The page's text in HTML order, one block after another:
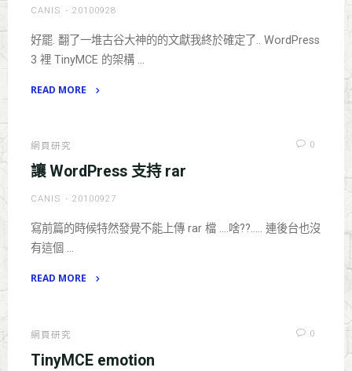
作
Layer"
CANIS 20100928
好罷. 翻了一堆古谷大神的的文獻我終於確定了.. WordPress
3 裡 TinyMCE 的架構 …
READ MORE
裡
的
是
怎
樣
的??"
網頁研究 0
讓 WordPress 支持 rar
CANIS 20100927
寫前篇的時候特然發覺不能上傳 rar 檔 ….啥??….. 連後台也沒
有這個 …
READ MORE
支
持
網頁研究 0
TinyMCE emotion